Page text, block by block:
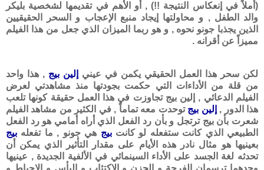
(أملاً في إنعكاس النتيجة !!) , أو الأهم في تقديمها لشخصية بليكر
والد الطفل , و محاولتها إيجاد منبع الإعجاب و السحر الحقيقيين
الذين يجذبا جونو نحوه , و هو ربما الميزان الذي جعل من هذا الفيلم
مميزاً عن أقرانه .
لكن سحر هذا العمل الحقيقي يكمن في عيني إلين بيج , هذا واحد
من قلة من الأداءات التي حكمت بجودتها منذ مشاهدتي لعرض
الفيلم الدعائي , إلين بيج تجاوزت في هذا العمل حقيقة كونها تلعب
هذا الدور , إلين بيج توحدت معه تماماً , في الكثير من مشاهد الفيلم
شعرت بأن بيج ترتجل و بأن رد الفعل الذي أراه أمامي هو رد الفعل
الطبيعي الذي كانت ستفعله لو كانتبيج هي جونو , ما تفعله بيج
بعينيها هو مثال نادر هذه الأيام على مقدار التأثير الذي يمكن أن
تحدثه لغة الجسد على الأداء السينمائي في الألفية الجديدة , عينيها